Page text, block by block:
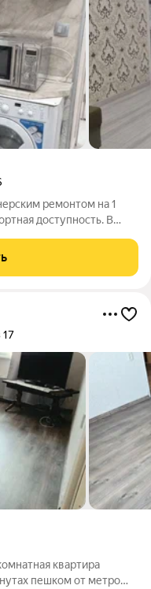
ремонтом на 1
доступность. В
кто ценит комфорт
17
квартира
пешком от метро